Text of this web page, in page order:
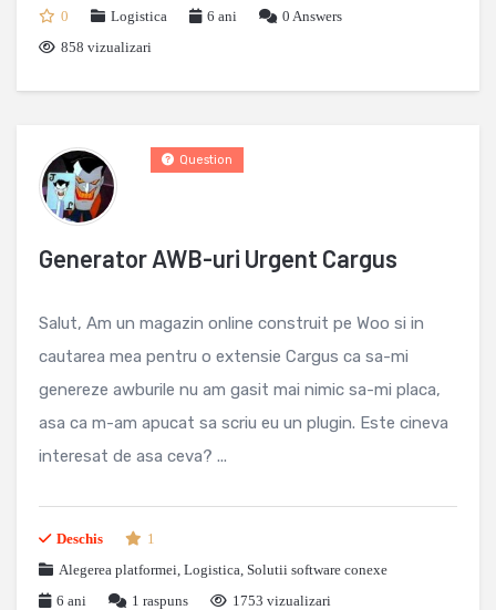
0 Logistica 6 ani 0 Answers
858 vizualizari
Generator AWB-uri Urgent Cargus
Question
Salut, Am un magazin online construit pe Woo si in
cautarea mea pentru o extensie Cargus ca sa-mi
genereze awburile nu am gasit mai nimic sa-mi placa,
asa ca m-am apucat sa scriu eu un plugin. Este cineva
interesat de asa ceva? ...
Deschis
1
Alegerea platformei, Logistica, Solutii software conexe
6 ani
1 raspuns 1753 vizualizari